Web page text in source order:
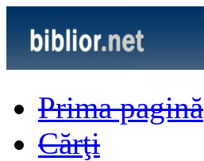
Prima pagină
Cărţi